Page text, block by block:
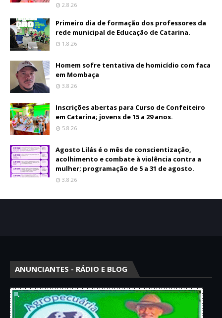
2.8.26
Primeiro dia de formação dos professores da
rede municipal de Educação de Catarina.
1.8.26
Homem sofre tentativa de homicídio com faca
em Mombaça
3.8.26
Inscrições abertas para Curso de Confeiteiro
em Catarina; jovens de 15 a 29 anos.
5.8.26
Agosto Lilás é o mês de conscientização,
acolhimento e combate à violência contra a
mulher; programação de 5 a 31 de agosto.
3.8.26
ANUNCIANTES - RÁDIO E BLOG